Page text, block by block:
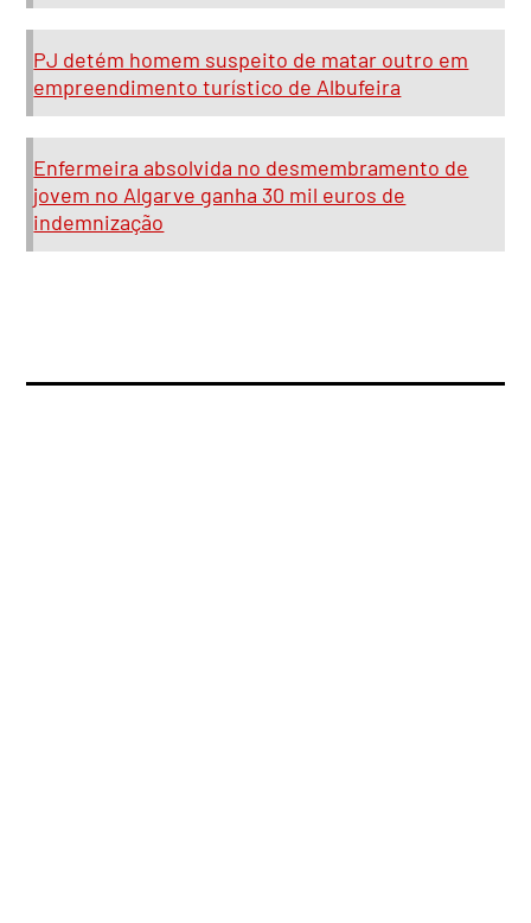
PJ detém homem suspeito de matar outro em
empreendimento turístico de Albufeira
Enfermeira absolvida no desmembramento de
jovem no Algarve ganha 30 mil euros de
indemnização